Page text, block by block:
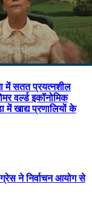
में सतत प्रयत्नशील
वर्ल्ड इकॉनोमिक
में खाद्य प्रणालियों के
ने निर्वाचन आयोग से